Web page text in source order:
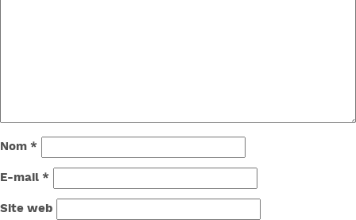
Nom*
E-mail*
Site web